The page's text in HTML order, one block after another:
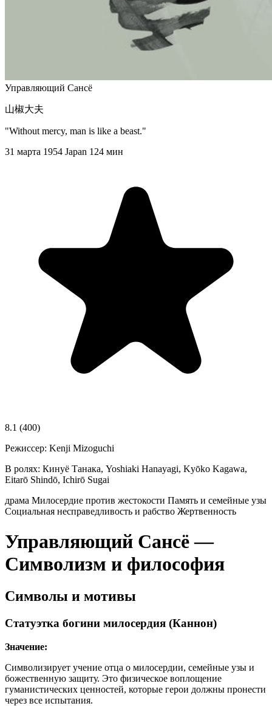
Управляющий Сансё
山椒大夫
"Without mercy, man is like a beast."
31 марта 1954 Japan 124 мин
8.1 (400)
Режиссер: Kenji Mizoguchi
В ролях: Кинуё Танака, Yoshiaki Hanayagi, Kyōko Kagawa,
Eitarō Shindō, Ichirō Sugai
драма Милосердие против жестокости Память и семейные узы
Социальная несправедливость и рабство Жертвенность
Управляющий Сансё —
Символизм и философия
Символы и мотивы
Статуэтка богини милосердия (Каннон)
Значение:
Символизирует учение отца о милосердии, семейные узы и
божественную защиту. Это физическое воплощение
гуманистических ценностей, которые герои должны пронести
через все испытания.